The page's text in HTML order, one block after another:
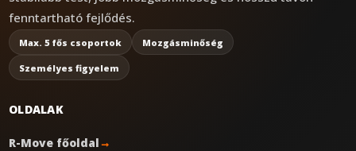
fenntartható fejlődés.
Max. 5 fős csoportok Mozgásminőség
Személyes figyelem
OLDALAK
R-Move főoldal→